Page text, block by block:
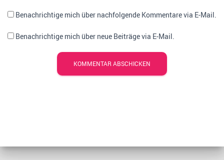
Benachrichtige mich über nachfolgende Kommentare via E-Mail.
Benachrichtige mich über neue Beiträge via E-Mail.